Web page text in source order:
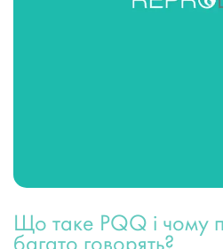
Що таке PQQ і чому